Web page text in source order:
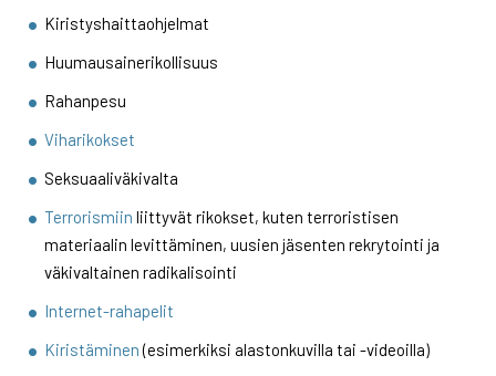
Kiristyshaittaohjelmat
Huumausainerikollisuus
Rahanpesu
Viharikokset
Seksuaaliväkivalta
Terrorismiin liittyvät rikokset, kuten terroristisen
materiaalin levittäminen, uusien jäsenten rekrytointi ja
väkivaltainen radikalisointi
Internet-rahapelit
Kiristäminen(esimerkiksi alastonkuvilla tai -videoilla)